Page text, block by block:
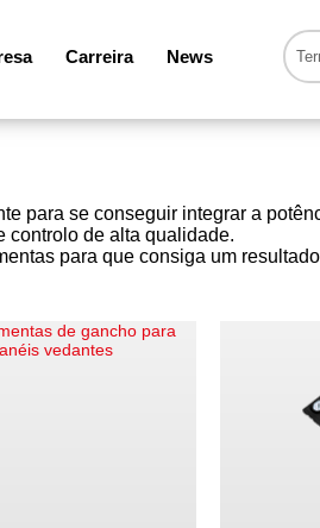
Carreira News
para se conseguir integrar a
controlo de alta qualidade.
para que consiga um